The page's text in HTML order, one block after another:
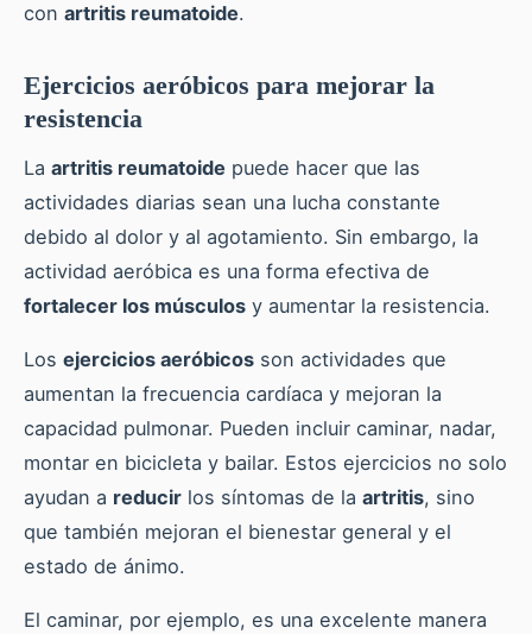
con artritis reumatoide.
Ejercicios aeróbicos para mejorar la
resistencia
La artritis reumatoide puede hacer que las
actividades diarias sean una lucha constante
debido al dolor y al agotamiento. Sin embargo, la
actividad aeróbica es una forma efectiva de
fortalecer los músculos y aumentar la resistencia.
Los ejercicios aeróbicos son actividades que
aumentan la frecuencia cardíaca y mejoran la
capacidad pulmonar. Pueden incluir caminar, nadar,
montar en bicicleta y bailar. Estos ejercicios no solo
ayudan a reducir los síntomas de la artritis, sino
que también mejoran el bienestar general y el
estado de ánimo.
El caminar, por ejemplo, es una excelente manera